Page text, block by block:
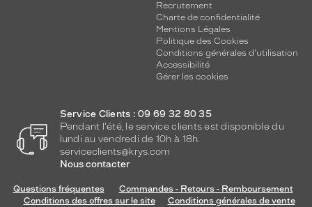
Recrutement
Charte de confidentialité
Mentions Légales
Politique des Cookies
Conditions générales d'utilisation
Accessibilité
Gérer les cookies
Service Clients : 09 69 32 80 35
Pendant l'été, le service clients est disponible du
lundi au vendredi de 10h à 18h.
serviceclients@krys.com
Nous contacter
Questions fréquentes
Commandes - Retours - Remboursement
Conditions des offres sur le site
Conditions générales de vente